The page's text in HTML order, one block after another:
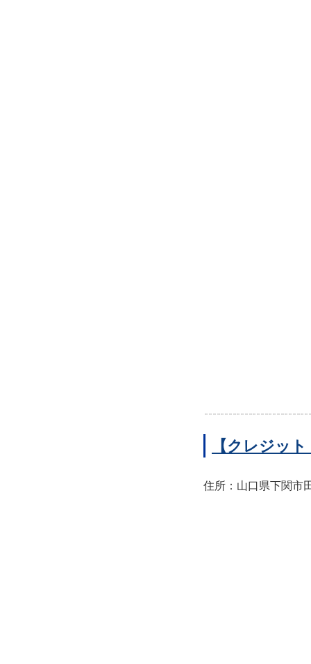
【クレジッ
住所：山口県下関市